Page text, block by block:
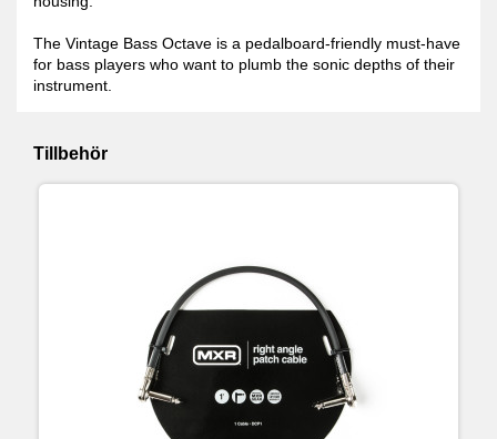
The Vintage Bass Octave is a pedalboard-friendly must-have
for bass players who want to plumb the sonic depths of their
instrument.
Tillbehör